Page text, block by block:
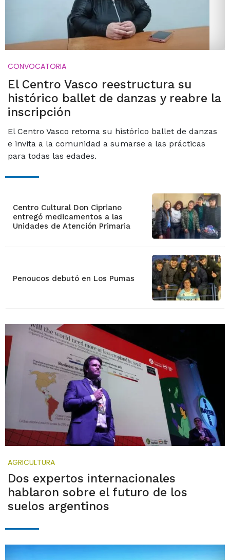
CONVOCATORIA
El Centro Vasco reestructura su
histórico ballet de danzas y reabre la
inscripción
El Centro Vasco retoma su histórico ballet de danzas
e invita a la comunidad a sumarse a las prácticas
para todas las edades.
Centro Cultural Don Cipriano
entregó medicamentos a las
Unidades de Atención Primaria
Penoucos debutó en Los Pumas
AGRICULTURA
Dos expertos internacionales
hablaron sobre el futuro de los
suelos argentinos